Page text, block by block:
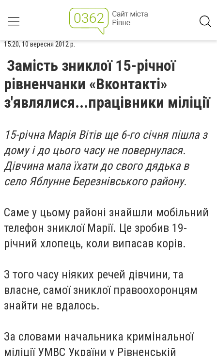
15:20, 10 вересня 2012 р.
Замість зниклої 15-річної
рівненчанки «Вконтакті»
з'являлися...працівники міліції
15-річна Марія Вітів ще 6-го січня пішла з
дому і до цього часу не повернулася.
Дівчина мала їхати до свого дядька в
село Яблунне Березнівського району.
Саме у цьому районі знайшли мобільний
телефон зниклої Марії. Це зробив 19-
річний хлопець, коли випасав корів.
З того часу ніяких речей дівчини, та
власне, самої зниклої правоохоронцям
знайти не вдалось.
За словами начальника кримінальної
міліції УМВС України у Рівненській